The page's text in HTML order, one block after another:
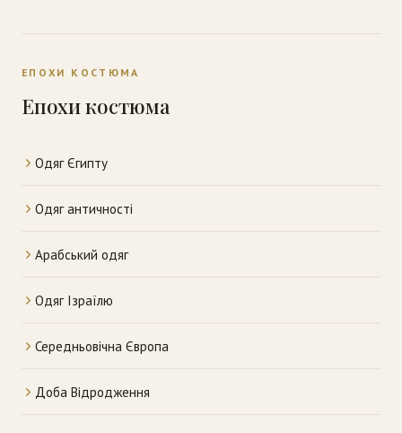
ЕПОХИ КОСТЮМА
Епохи костюма
Одяг Єгипту
Одяг античності
Арабський одяг
Одяг Ізраїлю
Середньовічна Європа
Доба Відродження